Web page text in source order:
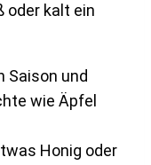
oder kalt ein
Saison und
wie Äpfel
Honig oder